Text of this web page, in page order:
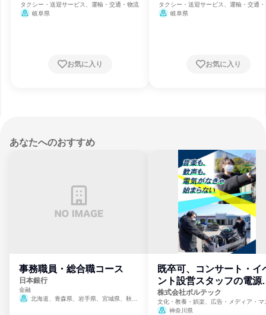
タクシー・送迎サービス、運輸・交通・物流
岐阜県
お気に入り
タクシー・送迎サービス、運輸・交通
岐阜県
お気に入り
あなたへのおすすめ
事務職員・総合職コース
日本銀行
金融
北海道、青森県、岩手県、宮城県、秋田
既卒可、コンサート・イ
ント設営スタッフの電源
門
株式会社ボルテック
文化・教養・娯楽、広告・メディア・マ
ミ、電力・ガス・水道・エネルギー
神奈川県